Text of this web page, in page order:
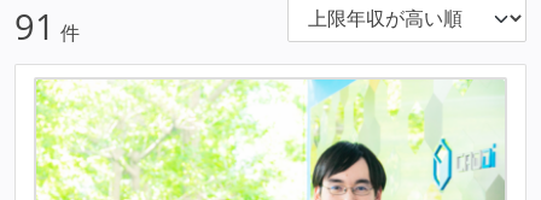
91 件